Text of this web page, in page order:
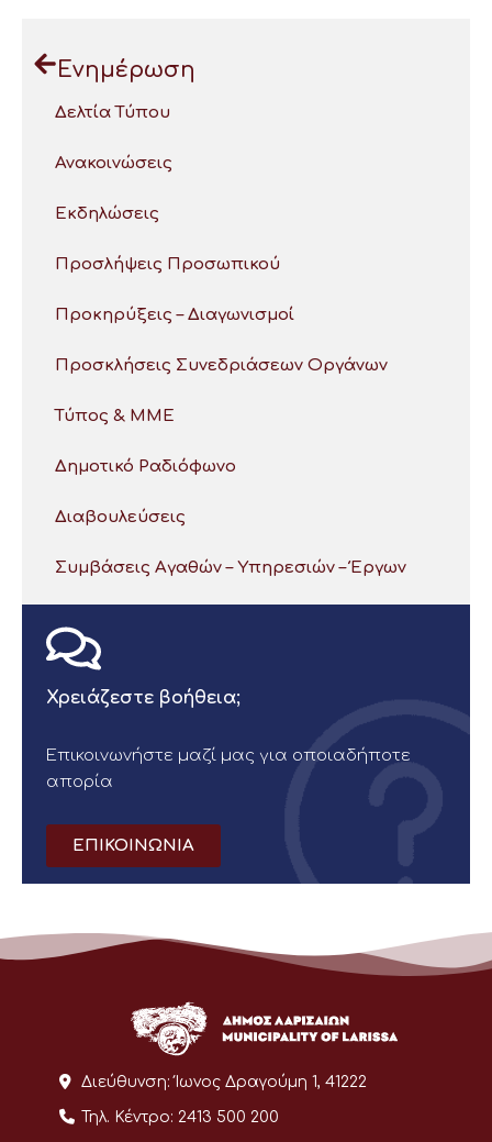
Ενημέρωση
Δελτία Τύπου
Ανακοινώσεις
Εκδηλώσεις
Προσλήψεις Προσωπικού
Προκηρύξεις – Διαγωνισμοί
Προσκλήσεις Συνεδριάσεων Οργάνων
Τύπος & ΜΜΕ
Δημοτικό Ραδιόφωνο
Διαβουλεύσεις
Συμβάσεις Αγαθών – Υπηρεσιών – Έργων
Χρειάζεστε βοήθεια;
Επικοινωνήστε μαζί μας για οποιαδήποτε
απορία
ΕΠΙΚΟΙΝΩΝΙΑ
Διεύθυνση: Ίωνος Δραγούμη 1, 41222
Τηλ. Κέντρο: 2413 500 200